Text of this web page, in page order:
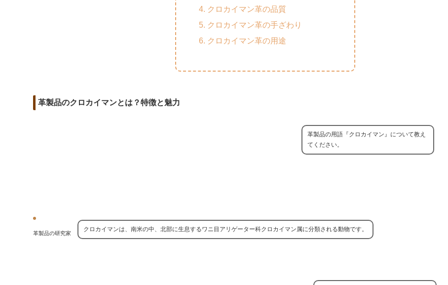
クロカイマン革の品質
クロカイマン革の手ざわり
クロカイマン革の用途
革製品のクロカイマンとは？特徴と魅力
革製品の用語『クロカイマン』について教え
てください。
革製品の研究家
クロカイマンは、南米の中、北部に生息するワニ目アリゲーター科クロカイマン属に分類される動物です。